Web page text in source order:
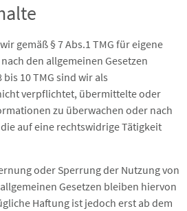
gemäß § 7 Abs.1 TMG für eigene
den allgemeinen Gesetzen
10 TMG sind wir als
verpflichtet, übermittelte oder
zu überwachen oder nach
auf eine rechtswidrige Tätigkeit
oder Sperrung der Nutzung von
Gesetzen bleiben hiervon
Haftung ist jedoch erst ab dem